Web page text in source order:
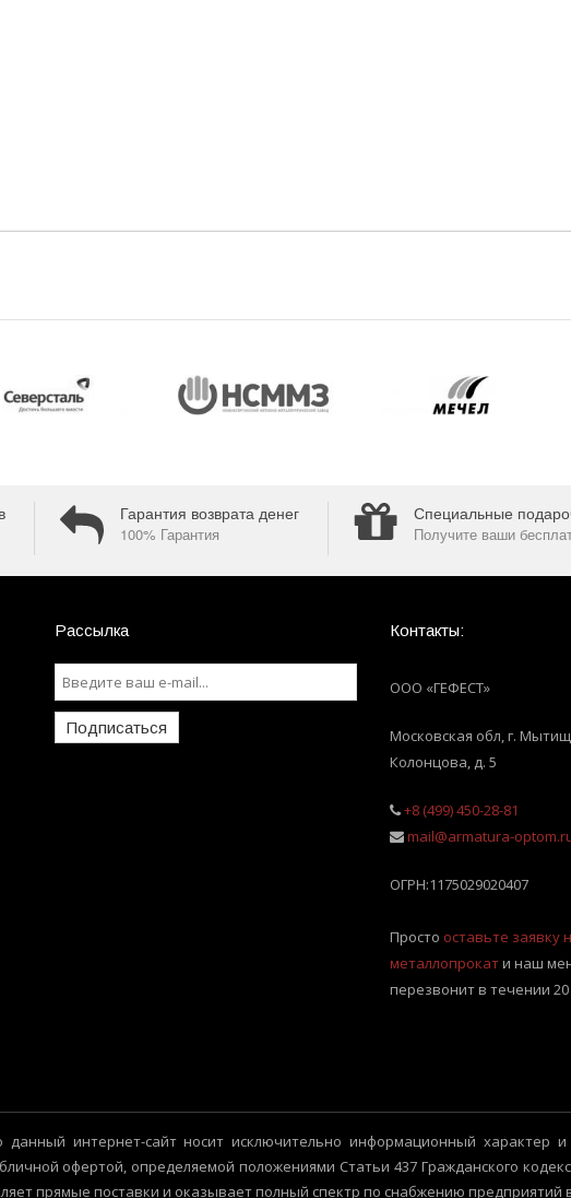
Гарантия возврата денег
100% Гарантия
Специальные
Получите ваши
Рассылка
Подписаться
Контакты:
ООО «ГЕФЕСТ»
Московская обл, г.
Колонцова, д. 5
+8 (499) 450-28-81
mail@armatura-
ОГРН:1175029020407
Просто оставьте заявку
металлопрокати наш
перезвонит в течении
интернет-сайт носит исключительно информационный характер
офертой, определяемой положениями Статьи 437 Гражданского
прямые поставки и оказывает полный спектр по снабжению предприятий